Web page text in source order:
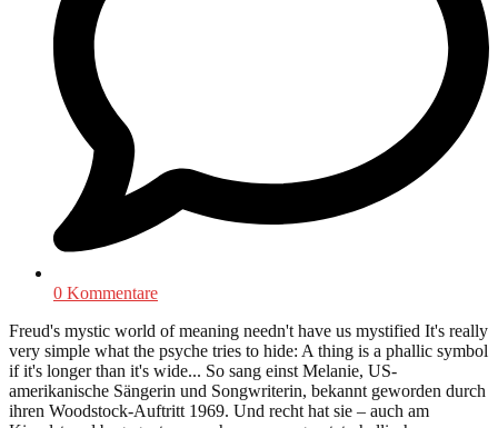
0 Kommentare
Freud's mystic world of meaning needn't have us mystified It's really
very simple what the psyche tries to hide: A thing is a phallic symbol
if it's longer than it's wide... So sang einst Melanie, US-
amerikanische Sängerin und Songwriterin, bekannt geworden durch
ihren Woodstock-Auftritt 1969. Und recht hat sie – auch am